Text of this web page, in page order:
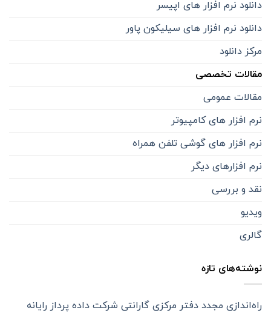
دانلود نرم افزار های اپیسر
دانلود نرم افزار های سیلیکون پاور
مرکز دانلود
مقالات تخصصی
مقالات عمومی
نرم افزار های کامپیوتر
نرم افزار های گوشی تلفن همراه
نرم افزارهای دیگر
نقد و بررسی
ویدیو
گالری
نوشته‌های تازه
راه‌اندازی مجدد دفتر مرکزی گارانتی شرکت داده پرداز رایانه